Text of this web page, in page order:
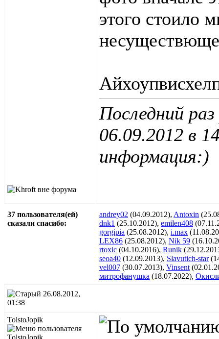
этого стоило
Последний
06.09.2012 в
информация:)
37 пользователя(ей)
сказали cпасибо:
andrey02 (04.09.2012), Antoxin
dnk1 (25.10.2012), emilen408
gorgipia (25.08.2012), i.max
LEX86 (25.08.2012), Nik 59
rtoxic (04.10.2016), Runik
seoa40 (12.09.2013), Slavutich-star
vel007 (30.07.2013), Vinsent
митрофанушка (18.07.2022),
26.08.2012,
01:38
TolstoJopik